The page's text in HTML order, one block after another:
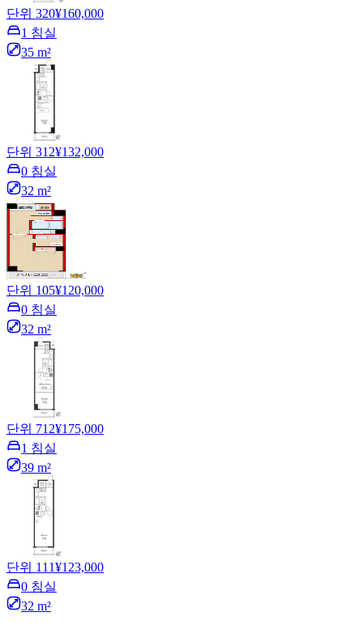
단위 320¥160,000
1 침실
35 m²
단위 312¥132,000
0 침실
32 m²
단위 105¥120,000
0 침실
32 m²
단위 712¥175,000
1 침실
39 m²
단위 111¥123,000
0 침실
32 m²